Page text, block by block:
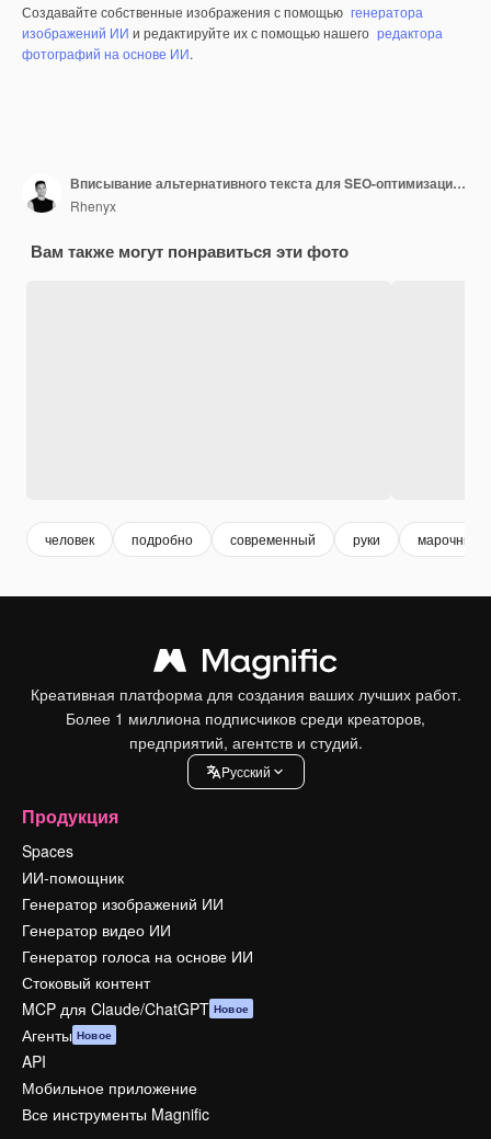
Создавайте собственные изображения с помощью генератора
изображений ИИ и редактируйте их с помощью нашего редактора
фотографий на основе ИИ.
Вписывание альтернативного текста для SEO-оптимизации фотографии черного кофе с использованием кодирования в формате HTML на клавиатуре
Rhenyx
Вам также могут понравиться эти фото
человек подробно современный руки марочный
Креативная платформа для создания ваших лучших работ.
Более 1 миллиона подписчиков среди креаторов,
предприятий, агентств и студий.
Pусский
Продукция
Spaces
ИИ-помощник
Генератор изображений ИИ
Генератор видео ИИ
Генератор голоса на основе ИИ
Стоковый контент
MCP для Claude/ChatGPT Новое
Агенты Новое
API
Мобильное приложение
Все инструменты Magnific